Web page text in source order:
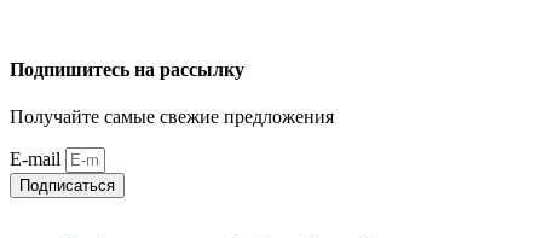
Подпишитесь на рассылку
Получайте самые свежие предложения
E-mail
Подписаться